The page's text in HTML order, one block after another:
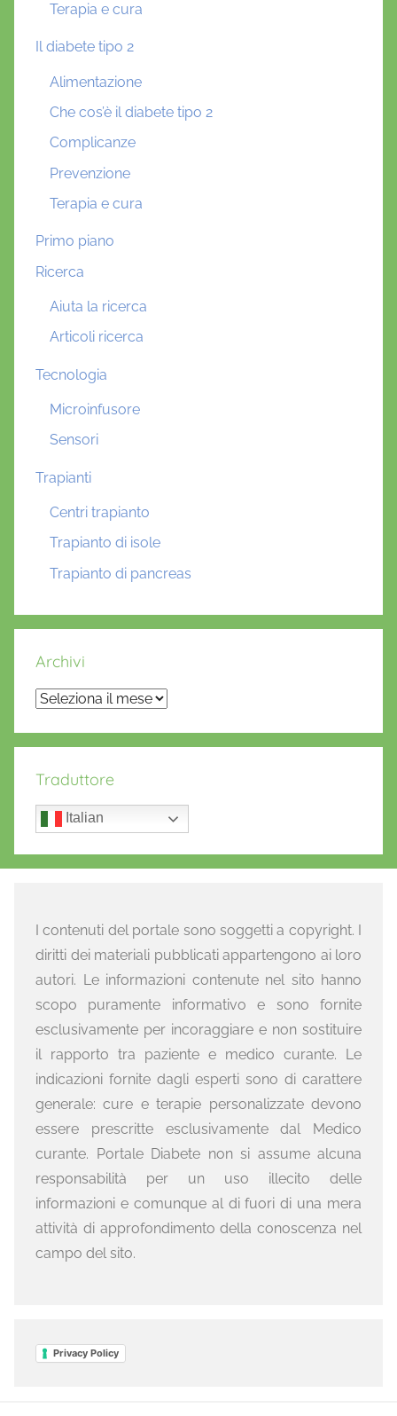
Terapia e cura
Il diabete tipo 2
Alimentazione
Che cos’è il diabete tipo 2
Complicanze
Prevenzione
Terapia e cura
Primo piano
Ricerca
Aiuta la ricerca
Articoli ricerca
Tecnologia
Microinfusore
Sensori
Trapianti
Centri trapianto
Trapianto di isole
Trapianto di pancreas
Archivi
Archivi
Traduttore
Italian
I contenuti del portale sono soggetti a copyright. I
diritti dei materiali pubblicati appartengono ai loro
autori. Le informazioni contenute nel sito hanno
scopo puramente informativo e sono fornite
esclusivamente per incoraggiare e non sostituire
il rapporto tra paziente e medico curante. Le
indicazioni fornite dagli esperti sono di carattere
generale: cure e terapie personalizzate devono
essere prescritte esclusivamente dal Medico
curante. Portale Diabete non si assume alcuna
responsabilità per un uso illecito delle
informazioni e comunque al di fuori di una mera
attività di approfondimento della conoscenza nel
campo del sito.
Privacy Policy